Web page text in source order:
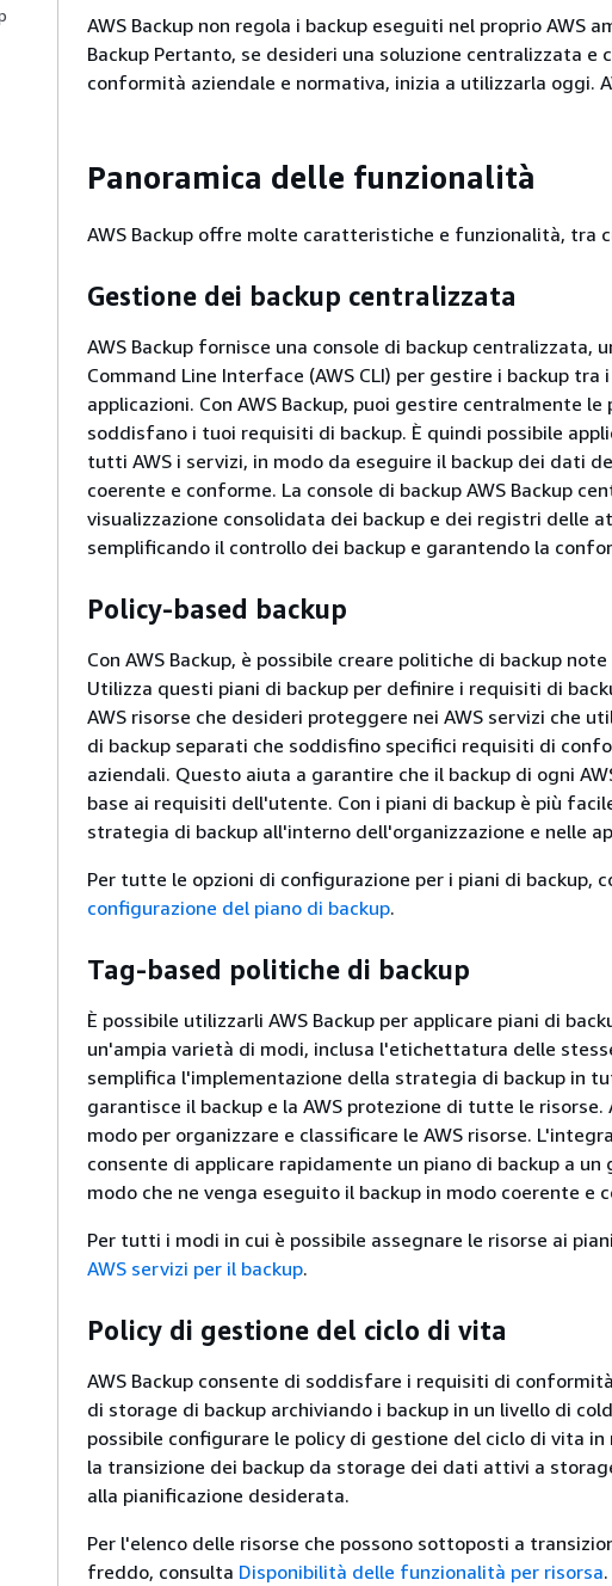
AWS Backup non regola i backup eseguiti nel proprio AWS
Backup Pertanto, se desideri una soluzione centralizzata e
conformità aziendale e normativa, inizia a utilizzarla oggi.
Panoramica delle funzionalità
AWS Backup offre molte caratteristiche e funzionalità, tra
Gestione dei backup centralizzata
AWS Backup fornisce una console di backup centralizzata,
Command Line Interface (AWS CLI) per gestire i backup
applicazioni. Con AWS Backup, puoi gestire centralmente le
soddisfano i tuoi requisiti di backup. È quindi possibile
tutti AWS i servizi, in modo da eseguire il backup dei dati
coerente e conforme. La console di backup AWS Backup
visualizzazione consolidata dei backup e dei registri delle
semplificando il controllo dei backup e garantendo la
Policy-based backup
Con AWS Backup, è possibile creare politiche di backup note
Utilizza questi piani di backup per definire i requisiti di
AWS risorse che desideri proteggere nei AWS servizi che
di backup separati che soddisfino specifici requisiti di
aziendali. Questo aiuta a garantire che il backup di ogni
base ai requisiti dell'utente. Con i piani di backup è più
strategia di backup all'interno dell'organizzazione e nelle
Per tutte le opzioni di configurazione per i piani di backup,
configurazione del piano di backup.
Tag-based politiche di backup
È possibile utilizzarli AWS Backup per applicare piani di
un'ampia varietà di modi, inclusa l'etichettatura delle
semplifica l'implementazione della strategia di backup in
garantisce il backup e la AWS protezione di tutte le risorse.
modo per organizzare e classificare le AWS risorse.
consente di applicare rapidamente un piano di backup a un
modo che ne venga eseguito il backup in modo coerente e
Per tutti i modi in cui è possibile assegnare le risorse ai
AWS servizi per il backup.
Policy di gestione del ciclo di vita
AWS Backup consente di soddisfare i requisiti di
di storage di backup archiviando i backup in un livello di
possibile configurare le policy di gestione del ciclo di vita
la transizione dei backup da storage dei dati attivi a
alla pianificazione desiderata.
Per l'elenco delle risorse che possono sottoposti a
freddo, consulta Disponibilità delle funzionalità per risorsa